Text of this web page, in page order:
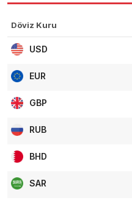
Döviz Kuru
USD
EUR
GBP
RUB
BHD
SAR